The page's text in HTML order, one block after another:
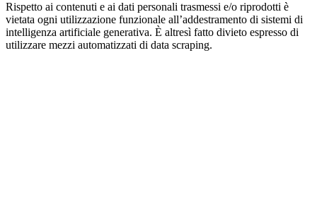
Rispetto ai contenuti e ai dati personali trasmessi e/o riprodotti è
vietata ogni utilizzazione funzionale all’addestramento di sistemi di
intelligenza artificiale generativa. È altresì fatto divieto espresso di
utilizzare mezzi automatizzati di data scraping.